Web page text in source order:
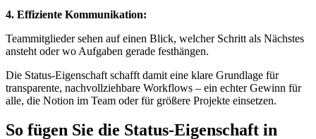
4. Effiziente Kommunikation:
Teammitglieder sehen auf einen Blick, welcher Schritt als Nächstes
ansteht oder wo Aufgaben gerade festhängen.
Die Status-Eigenschaft schafft damit eine klare Grundlage für
transparente, nachvollziehbare Workflows – ein echter Gewinn für
alle, die Notion im Team oder für größere Projekte einsetzen.
So fügen Sie die Status-Eigenschaft in